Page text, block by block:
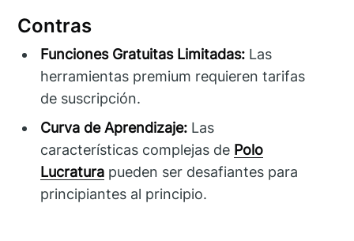
Contras
Funciones Gratuitas Limitadas: Las
herramientas premium requieren tarifas
de suscripción.
Curva de Aprendizaje: Las
características complejas de Polo
Lucratura pueden ser desafiantes para
principiantes al principio.